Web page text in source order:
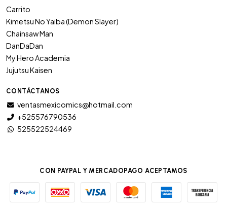
Carrito
Kimetsu No Yaiba (Demon Slayer)
Chainsaw Man
DanDaDan
My Hero Academia
Jujutsu Kaisen
CONTÁCTANOS
ventasmexicomics@hotmail.com
+525576790536
525522524469
CON PAYPAL Y MERCADOPAGO ACEPTAMOS